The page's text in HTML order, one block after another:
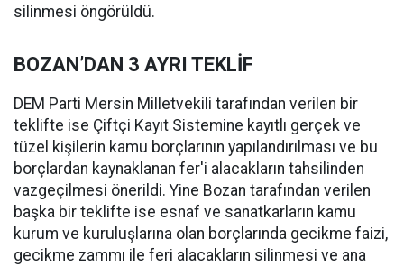
silinmesi öngörüldü.
BOZAN’DAN 3 AYRI TEKLİF
DEM Parti Mersin Milletvekili tarafından verilen bir
teklifte ise Çiftçi Kayıt Sistemine kayıtlı gerçek ve
tüzel kişilerin kamu borçlarının yapılandırılması ve bu
borçlardan kaynaklanan fer'i alacakların tahsilinden
vazgeçilmesi önerildi. Yine Bozan tarafından verilen
başka bir teklifte ise esnaf ve sanatkarların kamu
kurum ve kuruluşlarına olan borçlarında gecikme faizi,
gecikme zammı ile feri alacakların silinmesi ve ana